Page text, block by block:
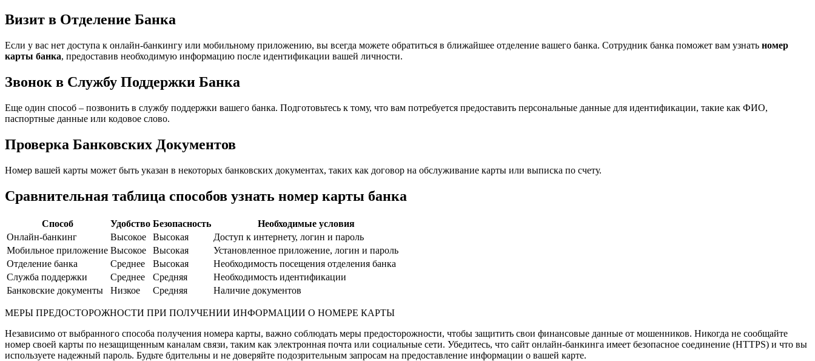
Визит в Отделение Банка
Если у вас нет доступа к онлайн-банкингу или мобильному приложению, вы всегда можете обратиться в ближайшее отделение вашего банка. Сотрудник банка поможет вам узнать номер
карты банка, предоставив необходимую информацию после идентификации вашей личности.
Звонок в Службу Поддержки Банка
Еще один способ – позвонить в службу поддержки вашего банка. Подготовьтесь к тому, что вам потребуется предоставить персональные данные для идентификации, такие как ФИО,
паспортные данные или кодовое слово.
Проверка Банковских Документов
Номер вашей карты может быть указан в некоторых банковских документах, таких как договор на обслуживание карты или выписка по счету.
Сравнительная таблица способов узнать номер карты банка
Способ Удобство Безопасность
Необходимые условия
Онлайн-банкинг
Высокое Высокая
Доступ к интернету, логин и пароль
Мобильное приложение Высокое Высокая
Установленное приложение, логин и пароль
Отделение банка
Среднее Высокая
Необходимость посещения отделения банка
Служба поддержки
Среднее Средняя
Необходимость идентификации
Банковские документы
Низкое Средняя Наличие документов
МЕРЫ ПРЕДОСТОРОЖНОСТИ ПРИ ПОЛУЧЕНИИ ИНФОРМАЦИИ О НОМЕРЕ КАРТЫ
Независимо от выбранного способа получения номера карты, важно соблюдать меры предосторожности, чтобы защитить свои финансовые данные от мошенников. Никогда не сообщайте
номер своей карты по незащищенным каналам связи, таким как электронная почта или социальные сети. Убедитесь, что сайт онлайн-банкинга имеет безопасное соединение (HTTPS) и что вы
используете надежный пароль. Будьте бдительны и не доверяйте подозрительным запросам на предоставление информации о вашей карте.